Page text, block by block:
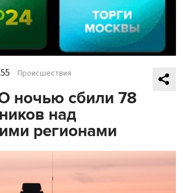
Происшествия
ночью сбили 78
над
регионами